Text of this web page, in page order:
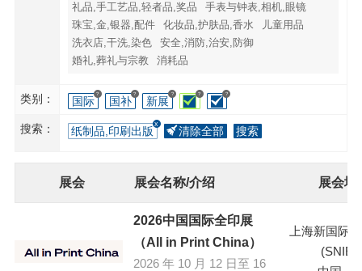
礼品,手工艺品,轻者品,奖品
手表与钟表,相机,眼镜
珠宝,金,银器,配件
化妆品,护肤品,香水
儿童用品
洗衣店,干洗,染色
安全,消防,治安,防御
婚礼,葬礼与宗教
消耗品
类别： 国际
?
国补
?
新展
? ? ?
搜索： 纸制品,印刷出版 清除全部 搜索
展会 展会名称/介绍 展会地
2026中国国际全印展
（All in Print China）
2026 年 10 月 12 日至 16
上海新国际